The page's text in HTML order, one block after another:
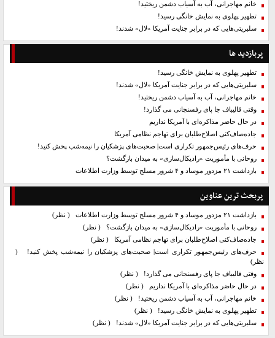
خانم مهاجرانی، آب به آسیاب دشمن ریختید!
تطهیر پهلوی به نمایش خانگی رسید!
سلبریتی‌هایی که در برابر جنایت آمریکا «لال» شدند!
پربازدید ها
تطهیر پهلوی به نمایش خانگی رسید!
سلبریتی‌هایی که در برابر جنایت آمریکا «لال» شدند!
خانم مهاجرانی، آب به آسیاب دشمن ریختید!
وقتی قالیباف جا پای رفسنجانی می گذارد!
در حال حاضر مذاکره‌ای با آمریکا نداریم
جاده‌صاف‌کنی اصلاح‌طلبان برای تهاجم نظامی آمریکا
حرف‌های رئیس‌جمهور تکراری است| صحبت‌های پزشکیان را نیمه‌شب پخش کنید!
روحانی با مأموریت «رادیکال‌سازی» به میدان بازگشت؟
بازداشت ۲۱ مزدور موساد و ۴ شرور مسلح توسط وزارت اطلاعات
پربحث ترین عناوین
بازداشت ۲۱ مزدور موساد و ۴ شرور مسلح توسط وزارت اطلاعات
( نظر)
روحانی با مأموریت «رادیکال‌سازی» به میدان بازگشت؟ ( نظر)
جاده‌صاف‌کنی اصلاح‌طلبان برای تهاجم نظامی آمریکا ( نظر)
حرف‌های رئیس‌جمهور تکراری است| صحبت‌های پزشکیان را نیمه‌شب پخش کنید!
(
نظر)
وقتی قالیباف جا پای رفسنجانی می گذارد! ( نظر)
در حال حاضر مذاکره‌ای با آمریکا نداریم ( نظر)
خانم مهاجرانی، آب به آسیاب دشمن ریختید! ( نظر)
تطهیر پهلوی به نمایش خانگی رسید! ( نظر)
سلبریتی‌هایی که در برابر جنایت آمریکا «لال» شدند! ( نظر)